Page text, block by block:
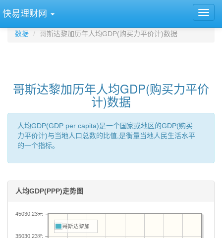
快易理财网
数据 哥斯达黎加历年人均GDP(购买力平价计)数据
哥斯达黎加历年人均GDP(购买力平价
计)数据
人均GDP(GDP per capita)是一个国家或地区的GDP(购买
力平价计)与当地人口总数的比值,是衡量当地人民生活水平
的一个指标。
人均GDP(PPP)走势图
35030.23元
45030.23元
哥斯达黎加